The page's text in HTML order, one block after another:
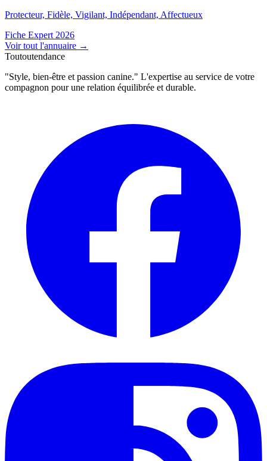
Protecteur, Fidèle, Vigilant, Indépendant, Affectueux
Fiche Expert 2026
Voir tout l'annuaire →
Toutoutendance
"Style, bien-être et passion canine." L'expertise au service de votre
compagnon pour une relation équilibrée et durable.